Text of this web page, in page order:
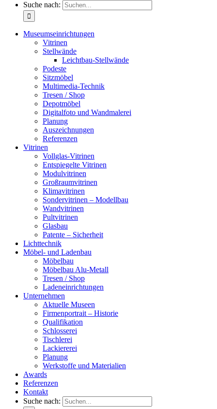
Suche nach:
Museumseinrichtungen
Vitrinen
Stellwände
Leichtbau-Stellwände
Podeste
Sitzmöbel
Multimedia-Technik
Tresen / Shop
Depotmöbel
Digitalfoto und Wandmalerei
Planung
Auszeichnungen
Referenzen
Vitrinen
Vollglas-Vitrinen
Entspiegelte Vitrinen
Modulvitrinen
Großraumvitrinen
Klimavitrinen
Sondervitrinen – Modellbau
Wandvitrinen
Pultvitrinen
Glasbau
Patente – Sicherheit
Lichttechnik
Möbel- und Ladenbau
Möbelbau
Möbelbau Alu-Metall
Tresen / Shop
Ladeneinrichtungen
Unternehmen
Aktuelle Museen
Firmenportrait – Historie
Qualifikation
Schlosserei
Tischlerei
Lackiererei
Planung
Werkstoffe und Materialien
Awards
Referenzen
Kontakt
Suche nach: